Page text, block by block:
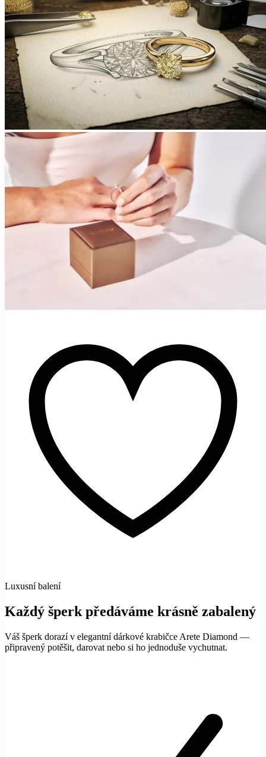
Luxusní balení
Každý šperk předáváme krásně zabalený
Váš šperk dorazí v elegantní dárkové krabičce Arete Diamond —
připravený potěšit, darovat nebo si ho jednoduše vychutnat.